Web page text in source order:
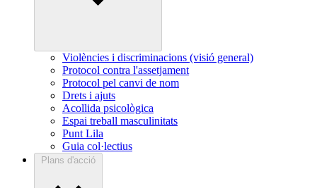
Violències i discriminacions (visió general)
Protocol contra l'assetjament
Protocol pel canvi de nom
Drets i ajuts
Acollida psicològica
Espai treball masculinitats
Punt Lila
Guia col·lectius
Plans d'acció